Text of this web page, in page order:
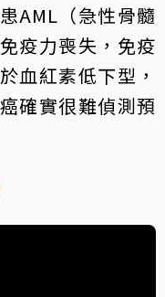
AML（急性骨髓
疫力喪失，免疫
血紅素低下型，
確實很難偵測預